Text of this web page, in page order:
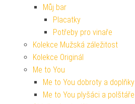
Můj bar
Placatky
Potřeby pro vinaře
Kolekce Mužská záležitost
Kolekce Originál
Me to You
Me to You dobroty a doplňky
Me to You plyšáci a polštáře